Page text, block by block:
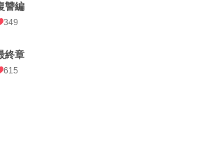
讐編
349
終章
615